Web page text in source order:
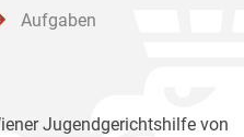
Aufgaben
Jugendgerichtshilfe von